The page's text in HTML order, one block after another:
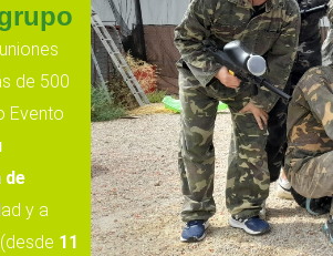
de 500
Evento
de
y a
11